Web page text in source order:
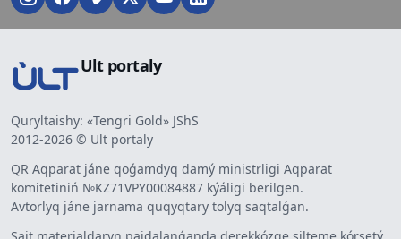
Ult portaly
Quryltaishy: «Tengri Gold» JShS
2012-2026 © Ult portaly
QR Aqparat jáne qoǵamdyq damý ministrligi Aqparat
komitetiniń №KZ71VPY00084887 kýáligi berilgen.
Avtorlyq jáne jarnama quqyqtary tolyq saqtalǵan.